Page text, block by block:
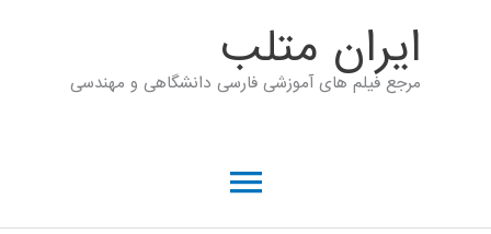
ايران متلب
مرجع فیلم های آموزشی فارسی دانشگاهی و مهندسی
فهرست